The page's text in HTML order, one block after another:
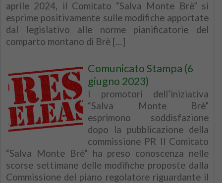
aprile 2024, il Comitato “Salva Monte Brè” si
esprime positivamente sulle modifiche apportate
dal legislativo alle norme pianificatorie del
comparto montano di Brè […]
Comunicato Stampa (6
giugno 2023)
I promotori dell’iniziativa
“Salva Monte Brè”
esprimono soddisfazione
dopo la pubblicazione della
commissione PR Il Comitato
“Salva Monte Brè” ha preso conoscenza nelle
scorse settimane delle modifiche proposte dalla
Commissione del piano regolatore riguardante il